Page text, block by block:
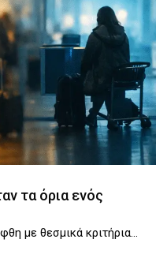
τα όρια ενός
με θεσμικά κριτήρια...